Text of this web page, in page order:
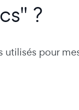
?
utilisés pour